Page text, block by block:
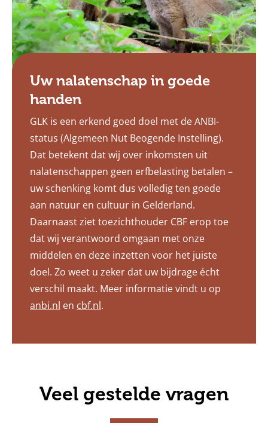
Uw nalatenschap in goede
handen
GLK is een erkend goed doel met de ANBI-
status (Algemeen Nut Beogende Instelling).
Dat betekent dat wij over inkomsten uit
nalatenschappen geen erfbelasting betalen –
uw schenking komt dus volledig ten goede
aan natuur en cultuur in Gelderland.
Daarnaast ziet toezichthouder CBF erop toe
dat wij verantwoord omgaan met onze
middelen en deze inzetten voor het juiste
doel. Zo weet u zeker dat uw bijdrage écht
verschil maakt. Meer informatie vindt u op
anbi.nl en cbf.nl.
Veel gestelde vragen